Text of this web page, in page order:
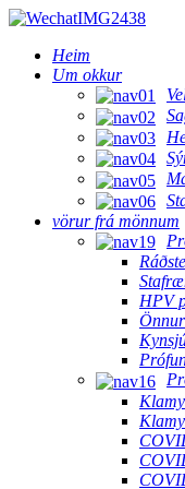
Heim
Um okkur
vörur frá mönnum
HPV